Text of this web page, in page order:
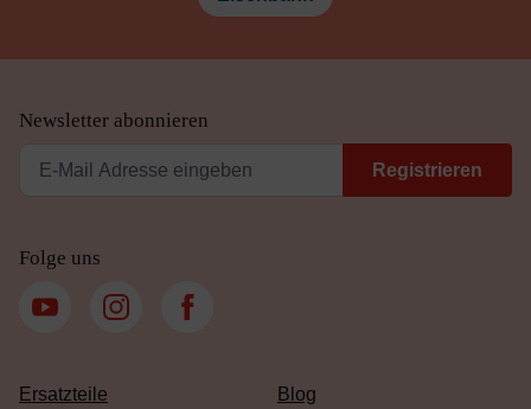
Newsletter abonnieren
Registrieren
Folge uns
Ersatzteile Blog